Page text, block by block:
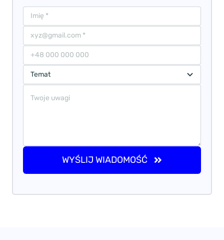
WYŚLIJ WIADOMOŚĆ